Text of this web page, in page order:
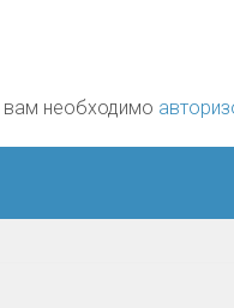
вам необходимо